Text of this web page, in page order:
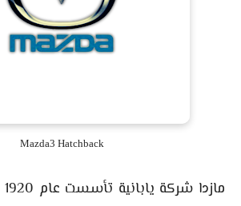
Mazda3 Hatchback